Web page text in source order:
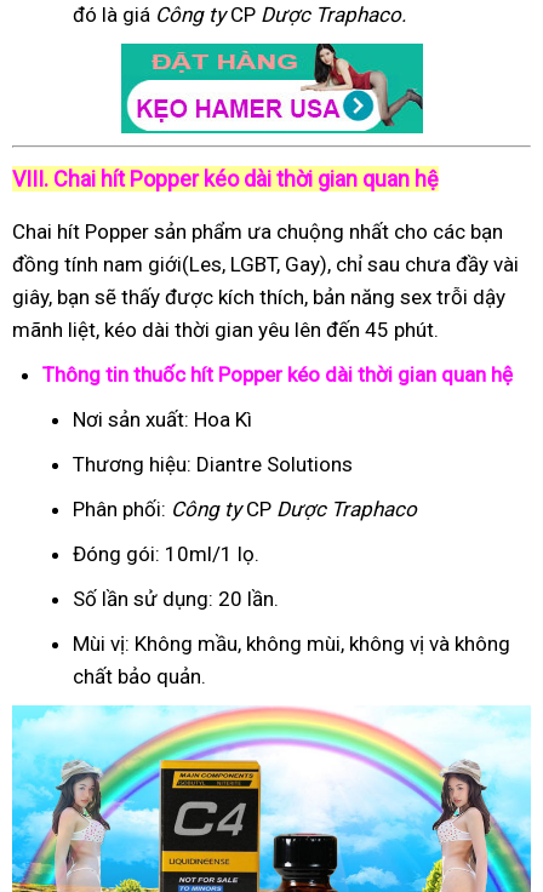
đó là giá Công tyCP Dược Traphaco.
VIII. Chai hít Popper kéo dài thời gian quan hệ
Chai hít Popper sản phẩm ưa chuộng nhất cho các bạn
đồng tính nam giới(Les, LGBT, Gay), chỉ sau chưa đầy vài
giây, bạn sẽ thấy được kích thích, bản năng sex trỗi dậy
mãnh liệt, kéo dài thời gian yêu lên đến 45 phút.
Thông tin thuốc hít Popper kéo dài thời gian quan hệ
Nơi sản xuất: Hoa Kì
Thương hiệu: Diantre Solutions
Phân phối: Công tyCP Dược Traphaco
Đóng gói: 10ml/1 lọ.
Số lần sử dụng: 20 lần.
Mùi vị: Không mầu, không mùi, không vị và không
chất bảo quản.